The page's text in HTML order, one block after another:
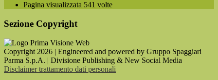
Pagina visualizzata 541 volte
Sezione Copyright
Copyright 2026 | Engineered and powered by Gruppo Spaggiari
Parma S.p.A. | Divisione Publishing & New Social Media
Disclaimer trattamento dati personali